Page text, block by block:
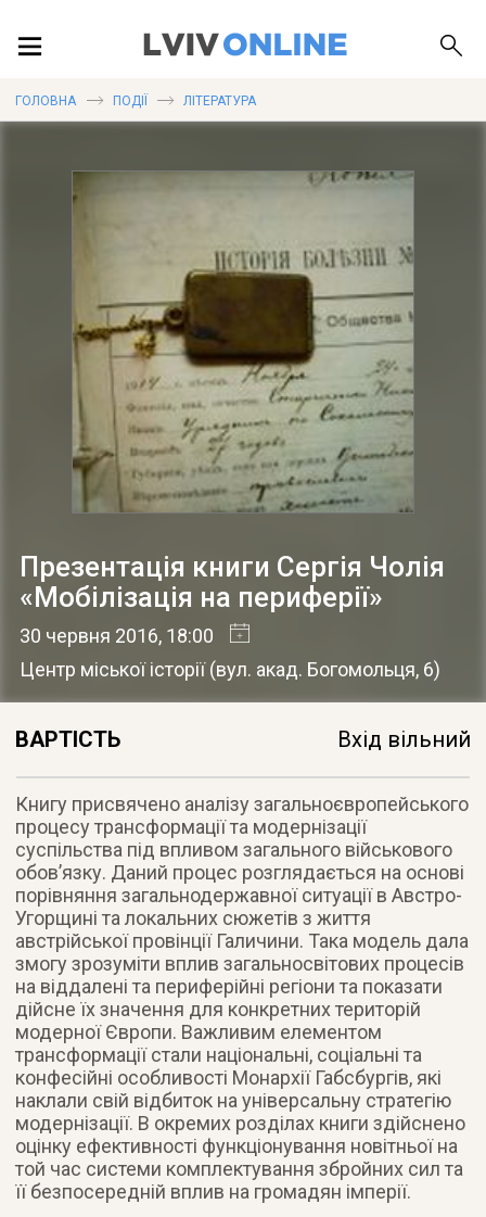
ДОВІДКА
ГОЛОВНА ПОДІЇ ЛІТЕРАТУРА
Презентація книги Сергія Чолія
«Мобілізація на периферії»
30 червня 2016, 18:00
Центр міської історії (вул. акад. Богомольця, 6)
ВАРТІСТЬ Вхід вільний
Книгу присвячено аналізу загальноєвропейського
процесу трансформації та модернізації
суспільства під впливом загального військового
обов’язку. Даний процес розглядається на основі
порівняння загальнодержавної ситуації в Австро-
Угорщині та локальних сюжетів з життя
австрійської провінції Галичини. Така модель дала
змогу зрозуміти вплив загальносвітових процесів
на віддалені та периферійні регіони та показати
дійсне їх значення для конкретних територій
модерної Європи. Важливим елементом
трансформації стали національні, соціальні та
конфесійні особливості Монархії Габсбургів, які
наклали свій відбиток на універсальну стратегію
модернізації. В окремих розділах книги здійснено
оцінку ефективності функціонування новітньої на
той час системи комплектування збройних сил та
її безпосередній вплив на громадян імперії.